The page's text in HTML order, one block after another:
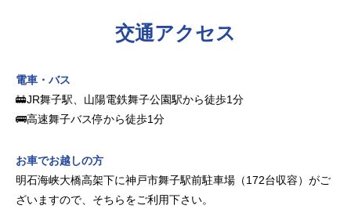
眼瞼下垂
交通アクセス
電車・バス
🚋JR舞子駅、山陽電鉄舞子公園駅から徒歩1分
🚌高速舞子バス停から徒歩1分
お車でお越しの方
明石海峡大橋高架下に神戸市舞子駅前駐車場（172台収容）がご
ざいますので、そちらをご利用下さい。